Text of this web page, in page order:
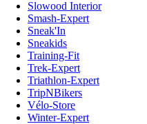
Slowood Interior
Smash-Expert
Sneak'In
Sneakids
Training-Fit
Trek-Expert
Triathlon-Expert
TripNBikers
Vélo-Store
Winter-Expert